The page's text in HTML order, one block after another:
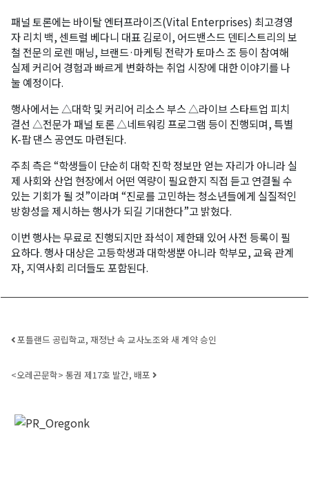
패널 토론에는 바이탈 엔터프라이즈(Vital Enterprises) 최고경영
자 리치 백, 센트럴 베다니 대표 김로이, 어드밴스드 덴티스트리의 보
철 전문의 로렌 매닝, 브랜드·마케팅 전략가 토마스 조 등이 참여해
실제 커리어 경험과 빠르게 변화하는 취업 시장에 대한 이야기를 나
눌 예정이다.
행사에서는 △대학 및 커리어 리소스 부스 △라이브 스타트업 피치
결선 △전문가 패널 토론 △네트워킹 프로그램 등이 진행되며, 특별
K-팝 댄스 공연도 마련된다.
주최 측은 “학생들이 단순히 대학 진학 정보만 얻는 자리가 아니라 실
제 사회와 산업 현장에서 어떤 역량이 필요한지 직접 듣고 연결될 수
있는 기회가 될 것”이라며 “진로를 고민하는 청소년들에게 실질적인
방향성을 제시하는 행사가 되길 기대한다”고 밝혔다.
이번 행사는 무료로 진행되지만 좌석이 제한돼 있어 사전 등록이 필
요하다. 행사 대상은 고등학생과 대학생뿐 아니라 학부모, 교육 관계
자, 지역사회 리더들도 포함된다.
Post navigation
포틀랜드 공립학교, 재정난 속 교사노조와 새 계약 승인
<오레곤문학> 통권 제17호 발간, 배포